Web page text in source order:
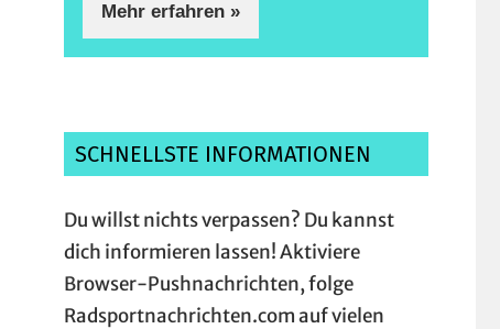
Mehr erfahren »
SCHNELLSTE INFORMATIONEN
Du willst nichts verpassen? Du kannst
dich informieren lassen! Aktiviere
Browser-Pushnachrichten, folge
Radsportnachrichten.com auf vielen